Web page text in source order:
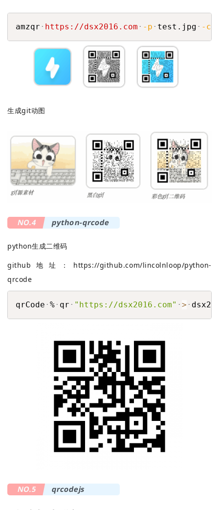
amzqr https://dsx2016.com -p test.jpg -c
生成git动图
NO.4 python-qrcode
python生成二维码
github地址： https://github.com/lincolnloop/python-
qrcode
qrCode % qr " https://dsx2016.com" > COPY
NO.5 qrcodejs